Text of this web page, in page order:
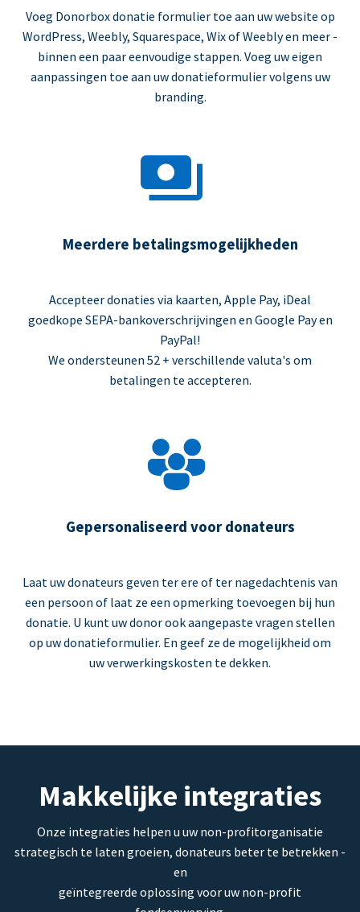
Voeg Donorbox donatie formulier toe aan uw website op
WordPress, Weebly, Squarespace, Wix of Weebly en meer -
binnen een paar eenvoudige stappen. Voeg uw eigen
aanpassingen toe aan uw donatieformulier volgens uw
branding.
Meerdere betalingsmogelijkheden
Accepteer donaties via kaarten, Apple Pay, iDeal
goedkope SEPA-bankoverschrijvingen en Google Pay en
PayPal!
We ondersteunen 52 + verschillende valuta's om
betalingen te accepteren.
Gepersonaliseerd voor donateurs
Laat uw donateurs geven ter ere of ter nagedachtenis van
een persoon of laat ze een opmerking toevoegen bij hun
donatie. U kunt uw donor ook aangepaste vragen stellen
op uw donatieformulier. En geef ze de mogelijkheid om
uw verwerkingskosten te dekken.
Makkelijke integraties
Onze integraties helpen u uw non-profitorganisatie
strategisch te laten groeien, donateurs beter te betrekken -
en
geïntegreerde oplossing voor uw non-profit